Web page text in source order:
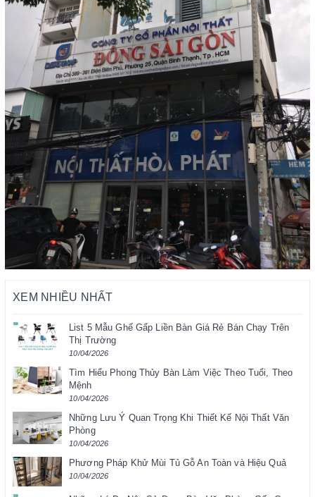
XEM NHIỀU NHẤT
List 5 Mẫu Ghế Gấp Liền Bàn Giá Rẻ Bán Chạy Trên
Thị Trường
10/04/2026
Tìm Hiểu Phong Thủy Bàn Làm Việc Theo Tuổi, Theo
Mệnh
10/04/2026
Những Lưu Ý Quan Trọng Khi Thiết Kế Nội Thất Văn
Phòng
10/04/2026
Phương Pháp Khử Mùi Tủ Gỗ An Toàn và Hiệu Quả
10/04/2026